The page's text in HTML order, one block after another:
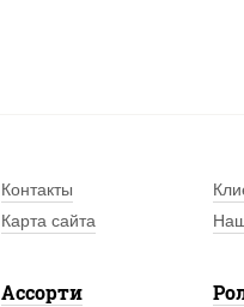
Контакты
Карта сайта
Ассорти